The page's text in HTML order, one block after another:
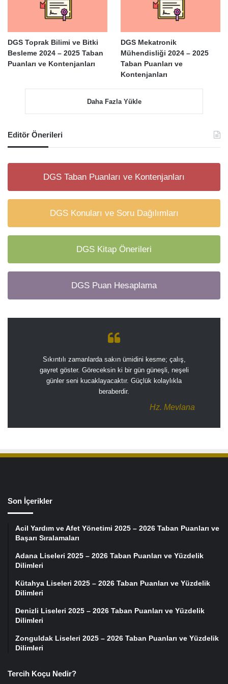
DGS Toprak Bilimi ve Bitki
Besleme 2024 – 2025 Taban
Puanları ve Kontenjanları
DGS Mekatronik
Mühendisliği 2024 – 2025
Taban Puanları ve
Kontenjanları
Daha Fazla Yükle
Editör Önerileri
DGS Taban Puanları ve Kontenjanları
DGS Konuları ve Soru Dağılımları
DGS Kitap Önerileri
DGS Puan Hesaplama
Sıkıntılı zamanlarda sakın ümidini kesme; çalış,
gayret göster. Göreceksin ki bir gün güneşli, neşeli
günler seni kucaklayacaktır. Güçlük kolaylıkla
beraberdir.
Hz. Mevlana
Son İçerikler
Acil Yardım ve Afet Yönetimi 2025 – 2026 Taban Puanları ve
Başarı Sıralamaları
Adana Liseleri 2025 – 2026 Taban Puanları ve Yüzdelik
Dilimleri
Kütahya Liseleri 2025 – 2026 Taban Puanları ve Yüzdelik
Dilimleri
Denizli Liseleri 2025 – 2026 Taban Puanları ve Yüzdelik
Dilimleri
Zonguldak Liseleri 2025 – 2026 Taban Puanları ve Yüzdelik
Dilimleri
Tercih Koçu Nedir?